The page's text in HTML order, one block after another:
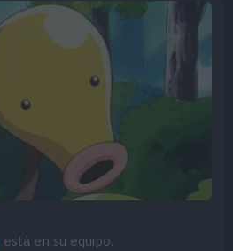
está en su equipo.